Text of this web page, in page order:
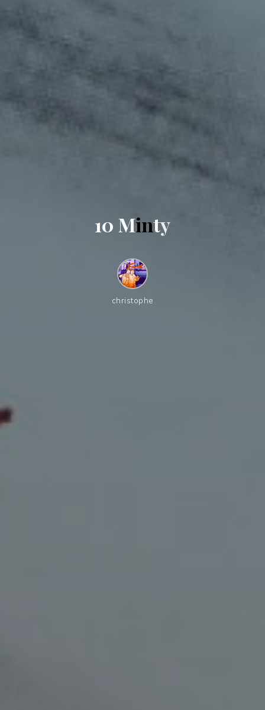
10 Minty
christophe